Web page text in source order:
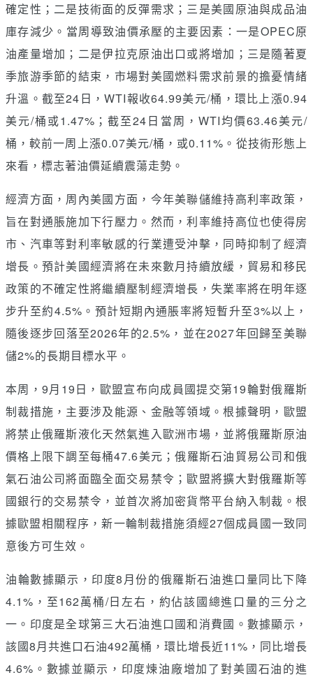
確定性；二是技術面的反彈需求；三是美國原油與成品油
庫存減少。當周導致油價承壓的主要因素：一是OPEC原
油產量增加；二是伊拉克原油出口或將增加；三是隨著夏
季旅游季節的結束，市場對美國燃料需求前景的擔憂情緒
升溫。截至24日，WTI報收64.99美元/桶，環比上漲0.94
美元/桶或1.47%；截至24日當周，WTI均價63.46美元/
桶，較前一周上漲0.07美元/桶，或0.11%。從技術形態上
來看，標志著油價延續震蕩走勢。
經濟方面，周內美國方面，今年美聯儲維持高利率政策，
旨在對通脹施加下行壓力。然而，利率維持高位也使得房
市、汽車等對利率敏感的行業遭受沖擊，同時抑制了經濟
增長。預計美國經濟將在未來數月持續放緩，貿易和移民
政策的不確定性將繼續壓制經濟增長，失業率將在明年逐
步升至約4.5%。預計短期內通脹率將短暫升至3%以上，
隨後逐步回落至2026年的2.5%，並在2027年回歸至美聯
儲2%的長期目標水平。
本周，9月19日，歐盟宣布向成員國提交第19輪對俄羅斯
制裁措施，主要涉及能源、金融等領域。根據聲明，歐盟
將禁止俄羅斯液化天然氣進入歐洲市場，並將俄羅斯原油
價格上限下調至每桶47.6美元；俄羅斯石油貿易公司和俄
氣石油公司將面臨全面交易禁令；歐盟將擴大對俄羅斯等
國銀行的交易禁令，並首次將加密貨幣平台納入制裁。根
據歐盟相關程序，新一輪制裁措施須經27個成員國一致同
意後方可生效。
油輪數據顯示，印度8月份的俄羅斯石油進口量同比下降
4.1%，至162萬桶/日左右，約佔該國總進口量的三分之
一。印度是全球第三大石油進口國和消費國。數據顯示，
該國8月共進口石油492萬桶，環比增長近11%，同比增長
4.6%。數據並顯示，印度煉油廠增加了對美國石油的進